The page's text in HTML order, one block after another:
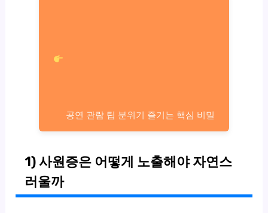
공연 관람 팁 분위기 즐기는 핵심 비밀
1) 사원증은 어떻게 노출해야 자연스
러울까